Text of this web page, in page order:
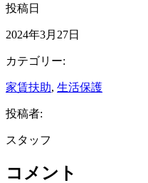
投稿日
2024年3月27日
カテゴリー:
家賃扶助, 生活保護
投稿者:
スタッフ
コメント